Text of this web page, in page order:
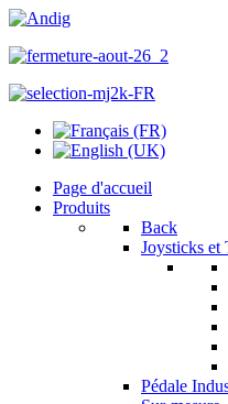
Page d'accueil
Produits
Back
Joysticks et
Pédale